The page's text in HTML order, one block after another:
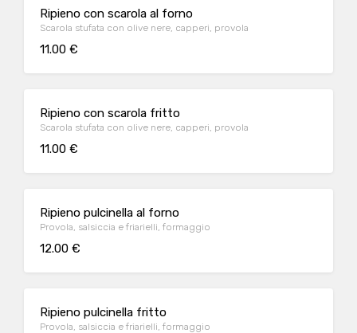
Ripieno con scarola al forno
Scarola stufata con olive nere, capperi, provola
11.00 €
Ripieno con scarola fritto
Scarola stufata con olive nere, capperi, provola
11.00 €
Ripieno pulcinella al forno
Provola, salsiccia e friarielli, formaggio
12.00 €
Ripieno pulcinella fritto
Provola, salsiccia e friarielli, formaggio